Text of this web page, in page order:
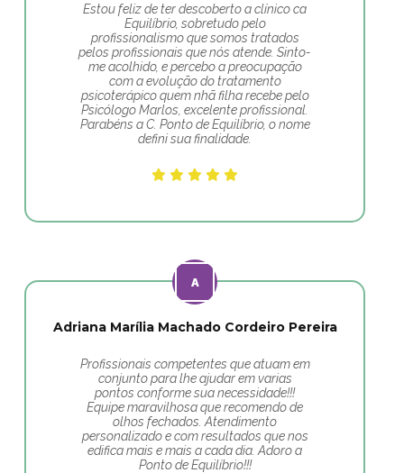
Estou feliz de ter descoberto a clínico ca
Equilíbrio, sobretudo pelo
profissionalismo que somos tratados
pelos profissionais que nós atende. Sinto-
me acolhido, e percebo a preocupação
com a evolução do tratamento
psicoterápico quem nhã filha recebe pelo
Psicólogo Marlos, excelente profissional.
Parabéns a C. Ponto de Equilíbrio, o nome
defini sua finalidade.
Adriana Marília Machado Cordeiro Pereira
Profissionais competentes que atuam em
conjunto para lhe ajudar em varias
pontos conforme sua necessidade!!!
Equipe maravilhosa que recomendo de
olhos fechados. Atendimento
personalizado e com resultados que nos
edifica mais e mais a cada dia. Adoro a
Ponto de Equilíbrio!!!